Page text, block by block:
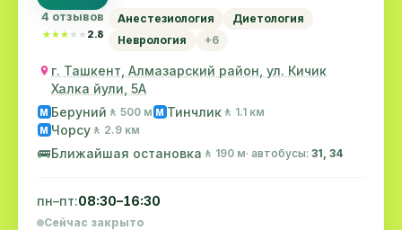
4 отзывов
★★★★★
★★★★★ 2.8
Анестезиология
Диетология
Неврология
+6
г. Ташкент, Алмазарский район, ул. Кичик
Халка йули, 5А
M Беруний 🚶 500 м M Тинчлик 🚶 1.1 км
M Чорсу 🚶 2.9 км
🚌Ближайшая остановка 🚶 190 м· автобусы: 31, 34
пн–пт:08:30–16:30
Сейчас закрыто